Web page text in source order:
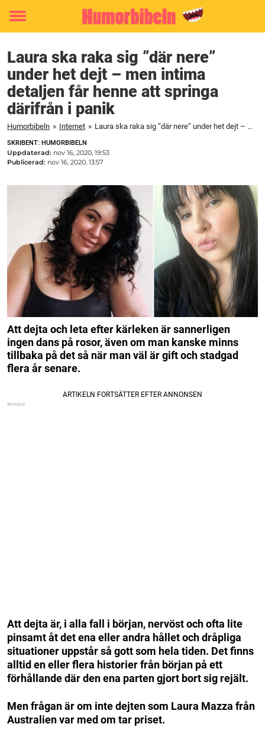
Toggle
Laura ska raka sig ”där nere”
under het dejt – men intima
detaljen får henne att springa
därifrån i panik
Humorbibeln » Internet » Laura ska raka sig ”där nere” under het dejt – men intima detaljen får henne att springa därifrån i panik
SKRIBENT: HUMORBIBELN
Uppdaterad: nov 16, 2020, 19:53
Publicerad: nov 16, 2020, 13:57
Att dejta och leta efter kärleken är sannerligen
ingen dans på rosor, även om man kanske minns
tillbaka på det så när man väl är gift och stadgad
flera år senare.
Att dejta är, i alla fall i början, nervöst och ofta lite
pinsamt åt det ena eller andra hållet och dråpliga
situationer uppstår så gott som hela tiden. Det finns
alltid en eller flera historier från början på ett
förhållande där den ena parten gjort bort sig rejält.
Men frågan är om inte dejten som Laura Mazza från
Australien var med om tar priset.